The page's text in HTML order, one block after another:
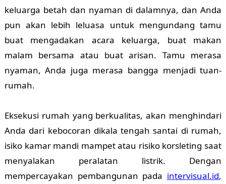
keluarga betah dan nyaman di dalamnya, dan Anda
pun akan lebih leluasa untuk mengundang tamu
buat mengadakan acara keluarga, buat makan
malam bersama atau buat arisan. Tamu merasa
nyaman, Anda juga merasa bangga menjadi tuan-
rumah.
Eksekusi rumah yang berkualitas, akan menghindari
Anda dari kebocoran dikala tengah santai di rumah,
isiko kamar mandi mampet atau risiko korsleting saat
menyalakan peralatan listrik. Dengan
mempercayakan pembangunan pada intervisual.id,